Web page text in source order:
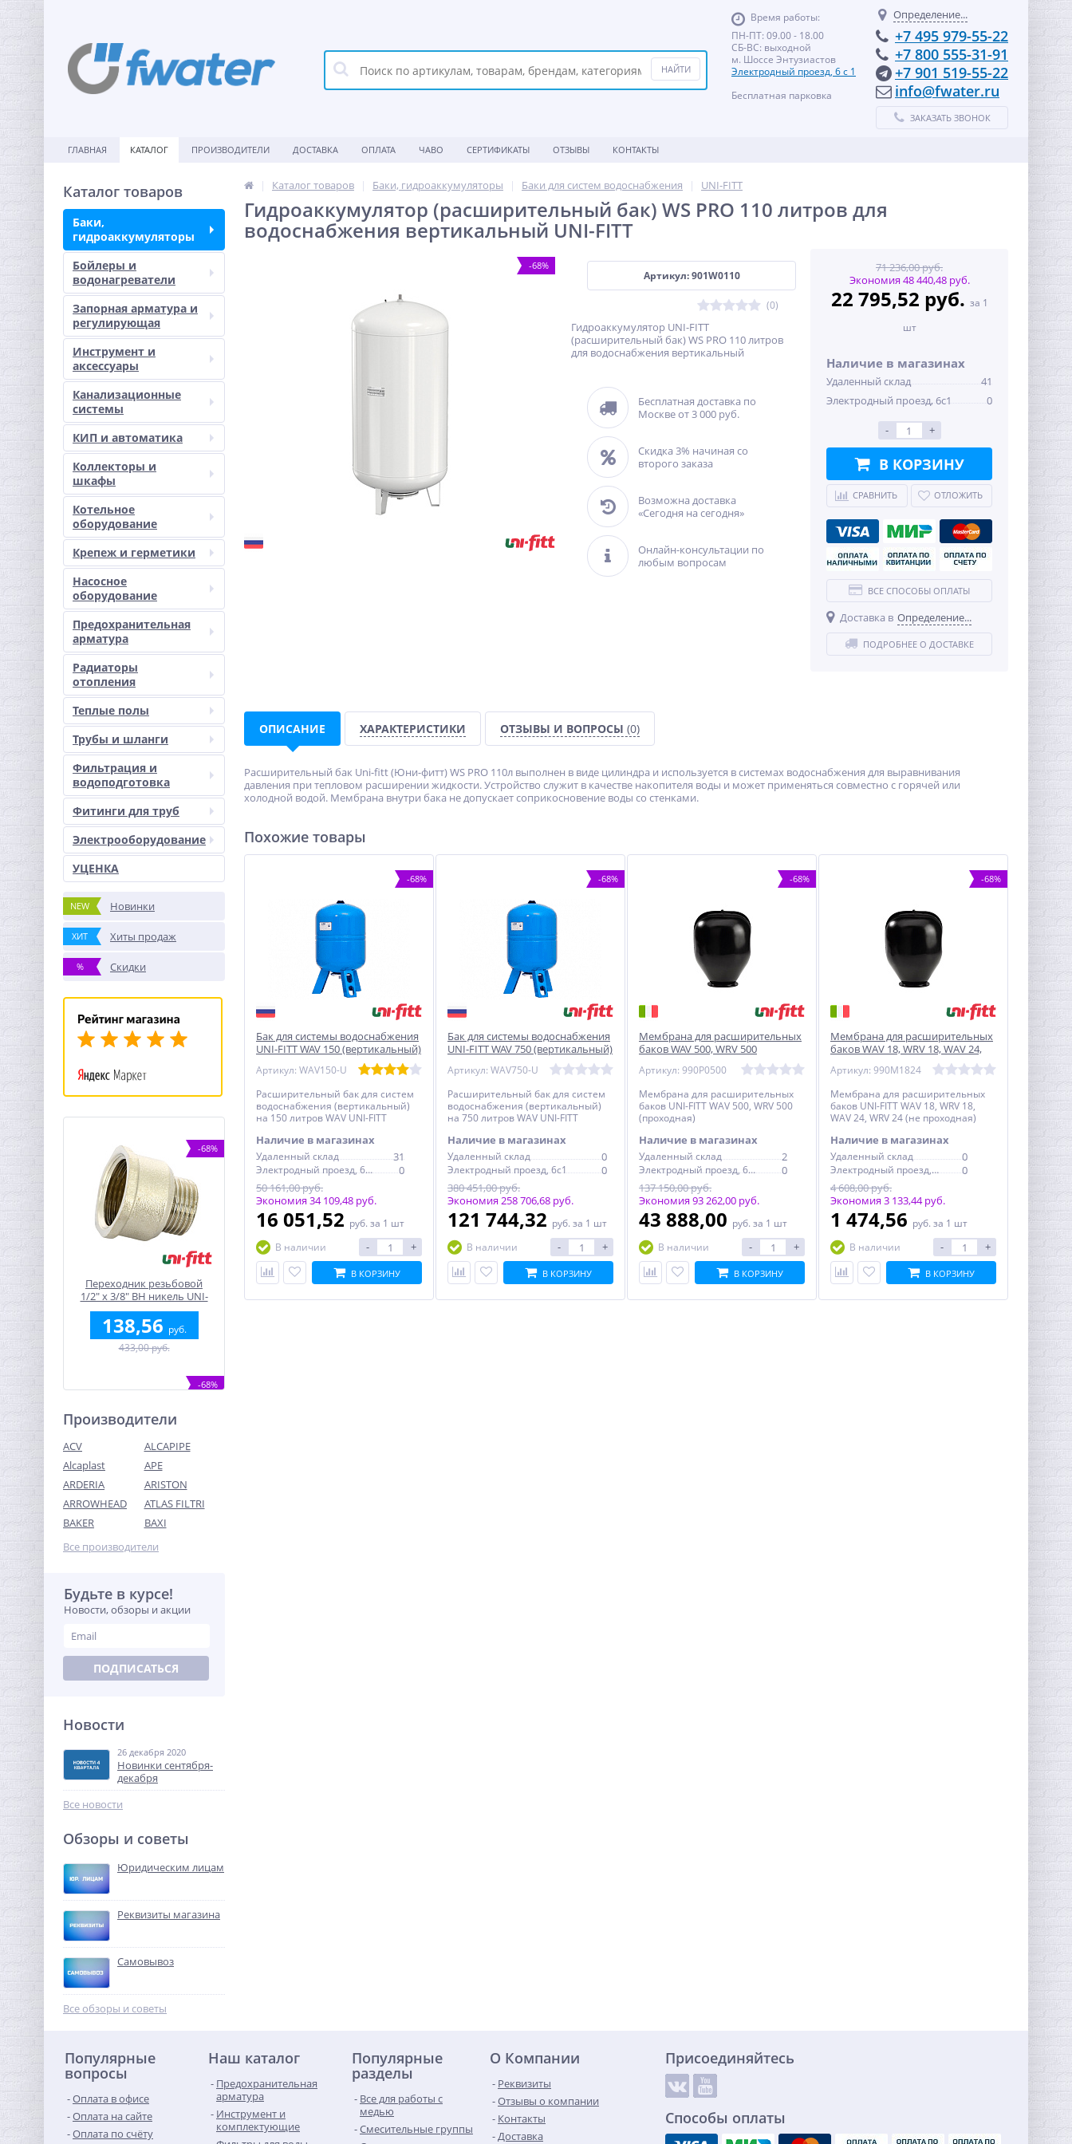
Время работы:
ПН-ПТ: 09.00 - 18.00
СБ-ВС: выходной
м. Шоссе Энтузиастов
Электродный проезд, 6 с 1
Бесплатная парковка
Определение...
+7 495 979-55-22
+7 800 555-31-91
+7 901 519-55-22
info@fwater.ru
ЗАКАЗАТЬ ЗВОНОК
ГЛАВНАЯ КАТАЛОГ ПРОИЗВОДИТЕЛИ ДОСТАВКА ОПЛАТА ЧАВО СЕРТИФИКАТЫ ОТЗЫВЫ КОНТАКТЫ
Каталог товаров
Баки,
гидроаккумуляторы
Бойлеры и
водонагреватели
Запорная арматура и
регулирующая
Инструмент и
аксессуары
Канализационные
системы
КИП и автоматика
Коллекторы и
шкафы
Котельное
оборудование
Крепеж и герметики
Насосное
оборудование
Предохранительная
арматура
Радиаторы
отопления
Теплые полы
Трубы и шланги
Фильтрация и
водоподготовка
Фитинги для труб
Электрооборудование
УЦЕНКА
NEW Новинки
ХИТ Хиты продаж
% Скидки
-68%
Переходник резьбовой
1/2" х 3/8" ВН никель UNI-
FITT
138,56 руб.
433,00 руб.
-68%
Сгон резьбовой (НР) 1" x
150 мм UNI-FITT
992,32
Ниппель резьбовой 1" (НР)
никель UNI-FITT
263,36
Муфта редукция 3/4" x 1/2"
(ВР) латунь UNI-FITT
540,00 руб.
-68%
Производители
ACV
ALCAPIPE
Alcaplast
APE
ARDERIA
ARISTON
ARROWHEAD
ATLAS FILTRI
BAKER
BAXI
Все производители
Будьте в курсе!
Новости, обзоры и акции
ПОДПИСАТЬСЯ
Новости
26 декабря 2020
Новинки сентября-
декабря
Все новости
Обзоры и советы
Юридическим лицам
Реквизиты магазина
Самовывоз
Все обзоры и советы
Каталог товаров Баки, гидроаккумуляторы Баки для систем водоснабжения UNI-FITT
Гидроаккумулятор (расширительный бак) WS PRO 110 литров для
водоснабжения вертикальный UNI-FITT
-68%
Артикул: 901W0110
(0)
Гидроаккумулятор UNI-FITT
(расширительный бак) WS PRO 110 литров
для водоснабжения вертикальный
Бесплатная доставка по
Москве от 3 000 руб.
Скидка 3% начиная со
второго заказа
Возможна доставка
«Сегодня на сегодня»
Онлайн-консультации по
любым вопросам
71 236,00 руб.
Экономия 48 440,48 руб.
22 795,52 руб. за 1
шт
Наличие в магазинах
Удаленный склад
41
Электродный проезд, 6с1
0
- +
В КОРЗИНУ
СРАВНИТЬ ОТЛОЖИТЬ
ВСЕ СПОСОБЫ ОПЛАТЫ
Доставка в Определение...
ПОДРОБНЕЕ О ДОСТАВКЕ
ОПИСАНИЕ ХАРАКТЕРИСТИКИ ОТЗЫВЫ И ВОПРОСЫ (0)
Расширительный бак Uni-fitt (Юни-фитт) WS PRO 110л выполнен в виде цилиндра и используется в системах водоснабжения для выравнивания
давления при тепловом расширении жидкости. Устройство служит в качестве накопителя воды и может применяться совместно с горячей или
холодной водой. Мембрана внутри бака не допускает соприкосновение воды со стенками.
Похожие товары
-68%
Бак для системы водоснабжения
UNI-FITT WAV 150 (вертикальный)
Артикул: WAV150-U
Расширительный бак для систем
водоснабжения (вертикальный)
на 150 литров WAV UNI-FITT
Наличие в магазинах
Удаленный склад 31
Электродный проезд, 6с1
0
50 161,00 руб.
Экономия 34 109,48 руб.
16 051,52 руб. за 1 шт
В наличии
- +
В КОРЗИНУ
-68%
Бак для системы водоснабжения
UNI-FITT WAV 750 (вертикальный)
Артикул: WAV750-U
Расширительный бак для систем
водоснабжения (вертикальный)
на 750 литров WAV UNI-FITT
Наличие в магазинах
Удаленный склад 0
Электродный проезд, 6с1
0
380 451,00 руб.
Экономия 258 706,68 руб.
121 744,32 руб. за 1 шт
В наличии
- +
В КОРЗИНУ
-68%
Мембрана для расширительных
баков WAV 500, WRV 500
Артикул: 990P0500
Мембрана для расширительных
баков UNI-FITT WAV 500, WRV 500
(проходная)
Наличие в магазинах
Удаленный склад 2
Электродный проезд, 6с1
0
137 150,00 руб.
Экономия 93 262,00 руб.
43 888,00 руб. за 1 шт
В наличии
- +
В КОРЗИНУ
-68%
Мембрана для расширительных
баков WАV 18, WRV 18, WАV 24,
WRV 24 (не проходная) UNI-FITT
Артикул: 990M1824
Мембрана для расширительных
баков UNI-FITT WАV 18, WRV 18,
WАV 24, WRV 24 (не проходная)
Наличие в магазинах
Удаленный склад 0
Электродный проезд, 6с1
0
4 608,00 руб.
Экономия 3 133,44 руб.
1 474,56 руб. за 1 шт
В наличии
- +
В КОРЗИНУ
Популярные
вопросы
Оплата в офисе
Оплата на сайте
Оплата по счёту
Наш каталог
Предохранительная
арматура
Инструмент и
комплектующие
Популярные
разделы
Все для работы с
медью
Смесительные группы
О Компании
Реквизиты
Отзывы о компании
Контакты
Доставка
Присоединяйтесь
Способы оплаты